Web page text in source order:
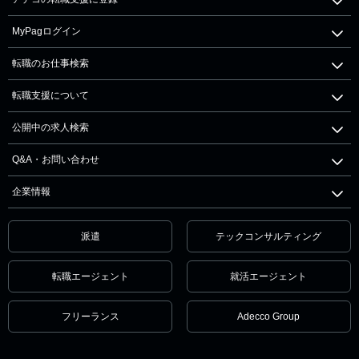
MyPagログイン
転職のお仕事検索
転職支援について
公開中の求人検索
Q&A・お問い合わせ
企業情報
派遣 テックコンサルティング
転職エージェント 就活エージェント
フリーランス Adecco Group